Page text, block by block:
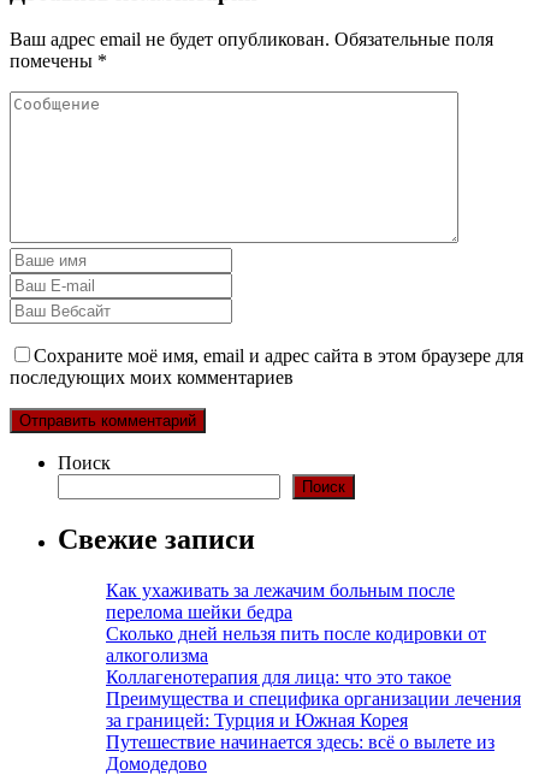
Ваш адрес email не будет опубликован. Обязательные поля
помечены *
Сохраните моё имя, email и адрес сайта в этом браузере для
последующих моих комментариев
Поиск
Поиск
Свежие записи
Как ухаживать за лежачим больным после
перелома шейки бедра
Сколько дней нельзя пить после кодировки от
алкоголизма
Коллагенотерапия для лица: что это такое
Преимущества и специфика организации лечения
за границей: Турция и Южная Корея
Путешествие начинается здесь: всё о вылете из
Домодедово